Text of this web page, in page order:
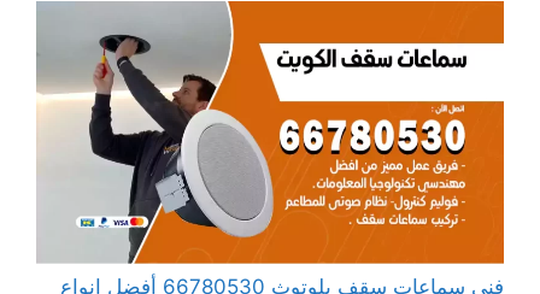
فني سماعات سقف بلوتوث 66780530 أفضل انواع